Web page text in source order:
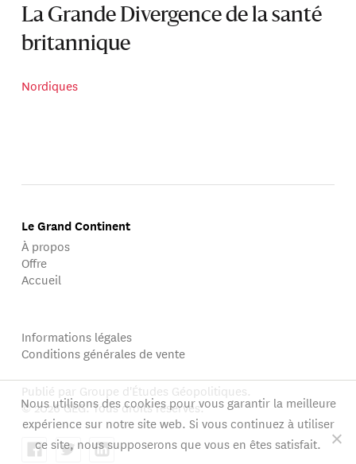
La Grande Divergence de la santé
britannique
Nordiques
Le Grand Continent
À propos
Offre
Accueil
Informations légales
Conditions générales de vente
Publié par Groupe d'Études Géopolitiques.
© 2026 GEG. Tous droits réservés.
Nous utilisons des cookies pour vous garantir la meilleure
expérience sur notre site web. Si vous continuez à utiliser
ce site, nous supposerons que vous en êtes satisfait.